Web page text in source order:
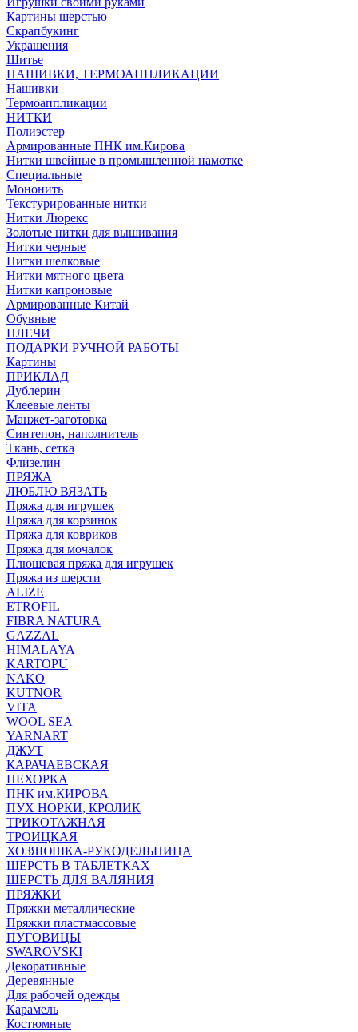
Картины шерстью
Скрапбукинг
Украшения
Шитье
НАШИВКИ, ТЕРМОАППЛИКАЦИИ
Нашивки
Термоаппликации
НИТКИ
Полиэстер
Армированные ПНК им.Кирова
Нитки швейные в промышленной намотке
Специальные
Мононить
Текстурированные нитки
Нитки Люрекс
Золотые нитки для вышивания
Нитки черные
Нитки шелковые
Нитки мятного цвета
Нитки капроновые
Армированные Китай
Обувные
ПЛЕЧИ
ПОДАРКИ РУЧНОЙ РАБОТЫ
Картины
ПРИКЛАД
Дублерин
Клеевые ленты
Манжет-заготовка
Синтепон, наполнитель
Ткань, сетка
Флизелин
ПРЯЖА
ЛЮБЛЮ ВЯЗАТЬ
Пряжа для игрушек
Пряжа для корзинок
Пряжа для ковриков
Пряжа для мочалок
Плюшевая пряжа для игрушек
Пряжа из шерсти
ALIZE
ETROFIL
FIBRA NATURA
GAZZAL
HIMALAYA
KARTOPU
NAKO
KUTNOR
VITA
WOOL SEA
YARNART
ДЖУТ
КАРАЧАЕВСКАЯ
ПЕХОРКА
ПНК им.КИРОВА
ПУХ НОРКИ, КРОЛИК
ТРИКОТАЖНАЯ
ТРОИЦКАЯ
ХОЗЯЮШКА-РУКОДЕЛЬНИЦА
ШЕРСТЬ В ТАБЛЕТКАХ
ШЕРСТЬ ДЛЯ ВАЛЯНИЯ
ПРЯЖКИ
Пряжки металлические
Пряжки пластмассовые
ПУГОВИЦЫ
SWAROVSKI
Декоративные
Деревянные
Для рабочей одежды
Карамель
Костюмные